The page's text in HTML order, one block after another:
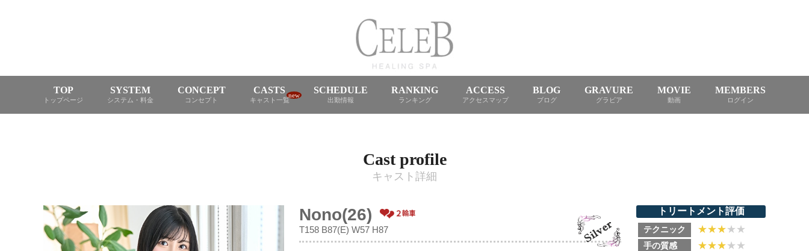
TOP
トップページ
SYSTEM
システム・料金
CONCEPT
コンセプト
CASTS
キャスト一覧
new SCHEDULE
出勤情報
RANKING
ランキング
ACCESS
アクセスマップ
BLOG
ブログ
GRAVURE
グラビア
MOVIE
動画
MEMBERS
ログイン
Cast profile
キャスト詳細
Nono(26)
T158 B87(E) W57 H87
トリートメント評価
テクニック ★★★★★
手の質感 ★★★★★